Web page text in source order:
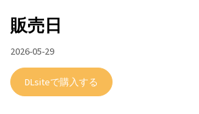
販売日
2026-05-29
DLsiteで購入する